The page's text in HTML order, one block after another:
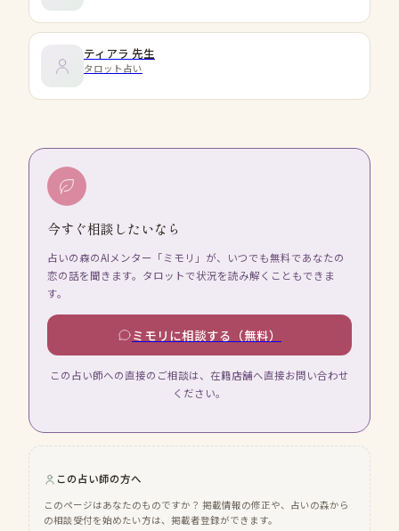
ティアラ 先生
タロット占い
今すぐ相談したいなら
占いの森のAIメンター「ミモリ」が、いつでも無料であなたの
恋の話を聞きます。タロットで状況を読み解くこともできま
す。
ミモリに相談する（無料）
この占い師への直接のご相談は、在籍店舗へ直接お問い合わせ
ください。
この占い師の方へ
このページはあなたのものですか？ 掲載情報の修正や、占いの森から
の相談受付を始めたい方は、掲載者登録ができます。